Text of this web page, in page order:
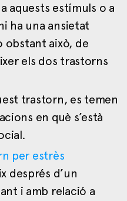
aquests estímuls o a
ha una ansietat
obstant això, de
els dos trastorns
trastorn, es temen
en què s’està
per estrès
després d’un
i amb relació a